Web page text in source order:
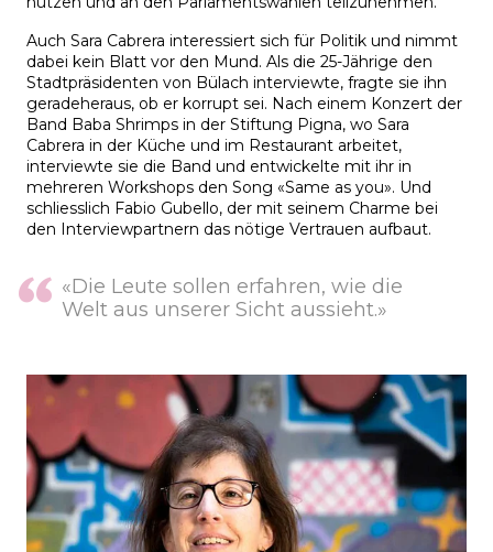
Auch Sara Cabrera interessiert sich für Politik und nimmt
dabei kein Blatt vor den Mund. Als die 25-Jährige den
Stadtpräsidenten von Bülach interviewte, fragte sie ihn
geradeheraus, ob er korrupt sei. Nach einem Konzert der
Band Baba Shrimps in der Stiftung Pigna, wo Sara
Cabrera in der Küche und im Restaurant arbeitet,
interviewte sie die Band und entwickelte mit ihr in
mehreren Workshops den Song «Same as you». Und
schliesslich Fabio Gubello, der mit seinem Charme bei
den Interviewpartnern das nötige Vertrauen aufbaut.
«Die Leute sollen erfahren, wie die
Welt aus unserer Sicht aussieht.»